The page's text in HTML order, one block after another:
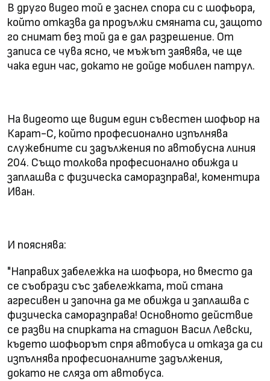
В друго видео той е заснел спора си с шофьора,
който отказва да продължи смяната си, защото
го снимат без той да е дал разрешение. От
записа се чува ясно, че мъжът заявява, че ще
чака един час, докато не дойде мобилен патрул.
На видеото ще видим един съвестен шофьор на
Карат-С, който професионално изпълнява
служебните си задължения по автобусна линия
204. Също толкова професионално обижда и
заплашва с физическа саморазправа!, коментира
Иван.
И пояснява:
"Направих забележка на шофьора, но вместо да
се съобрази със забележката, той стана
агресивен и започна да ме обижда и заплашва с
физическа саморазправа! Основното действие
се разви на спирката на стадион Васил Левски,
където шофьорът спря автобуса и отказа да си
изпълнява професионалните задължения,
докато не сляза от автобуса.